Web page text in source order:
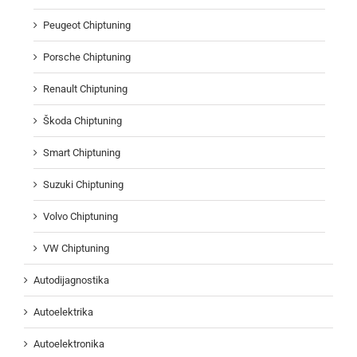
Peugeot Chiptuning
Porsche Chiptuning
Renault Chiptuning
Škoda Chiptuning
Smart Chiptuning
Suzuki Chiptuning
Volvo Chiptuning
VW Chiptuning
Autodijagnostika
Autoelektrika
Autoelektronika